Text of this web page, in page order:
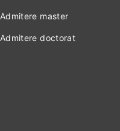
Admitere master
Admitere doctorat